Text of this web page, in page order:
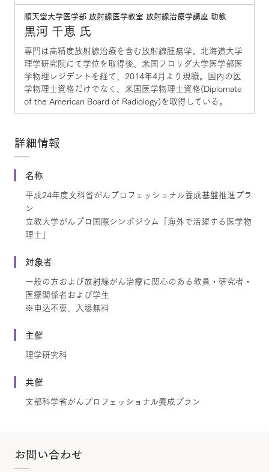
順天堂大学医学部 放射線医学教室 放射線治療学講座 助教
黒河 千恵 氏
専門は高精度放射線治療を含む放射線腫瘍学。北海道大学
理学研究院にて学位を取得後、米国フロリダ大学医学部医
学物理レジデントを経て、2014年4月より現職。国内の医
学物理士資格だけでなく、米国医学物理士資格(Diplomate
of the American Board of Radiology)を取得している。
詳細情報
名称
平成24年度文科省がんプロフェッショナル養成基盤推進プラ
ン
立教大学がんプロ国際シンポジウム「海外で活躍する医学物
理士」
対象者
一般の方および放射線がん治療に関心のある教員・研究者・
医療関係者および学生
※申込不要、入場無料
主催
理学研究科
共催
文部科学省がんプロフェッショナル養成プラン
お問い合わせ